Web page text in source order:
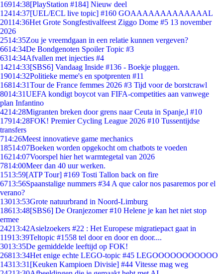
16914:38[PlayStation #184] Nieuw deel
12414:37[UEL/ECL live topic] #160 GOAAAAAAAAAAAAAL
20114:36Het Grote Songfestivalfeest Ziggo Dome #5 13 november
2026
2514:35Zou je vreemdgaan in een relatie kunnen vergeven?
6614:34De Bondgenoten Spoiler Topic #3
6314:34Afvallen met injecties #4
14214:33[SBS6] Vandaag Inside #136 - Boekje pluggen.
19014:32Politieke meme's en spotprenten #11
16814:31Tour de France femmes 2026 #3 Tijd voor de borstcrawl
8014:31UEFA kondigt boycot van FIFA-competities aan vanwege
plan Infantino
4214:28Migranten breken door grens naar Ceuta in Spanje,l #10
17914:28FOK! Premier Cycling League 2026 #10 Tussentijdse
transfers
714:26Meest innovatieve game mechanics
18514:07Boeken worden opgekocht om chatbots te voeden
16214:07Voorspel hier het warmtegetal van 2026
7814:00Meer dan 40 uur werken.
1513:59[ATP Tour] #169 Tosti Tallon back on fire
6713:56Spaanstalige nummers #34 A que calor nos pasaremos por el
verano?
13013:53Grote natuurbrand in Noord-Limburg
18613:48[SBS6] De Oranjezomer #10 Helene je kan het niet stop
ermee
24213:42Asielzoekers #22 : Het Europese migratiepact gaat in
11913:39Teltopic #1558 tel door en door en door....
3013:35De gemiddelde leeftijd op FOK!
26813:34Het enige echte LEGO-topic #45 LEGOOOOOOOOOOO
14313:31 [Keuken Kampioen Divisie] #44 Vitesse mag weg